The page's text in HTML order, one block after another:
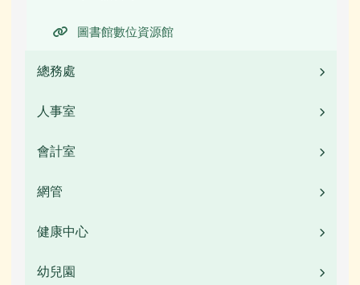
圖書館數位資源館
總務處
活動相簿
人事室
常用連結
會計室
校園公告
網管
校園公告
活動相簿
健康中心
校園公告
幼兒園